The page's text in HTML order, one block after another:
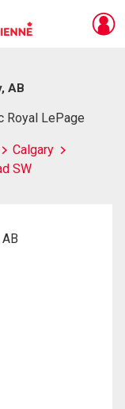
AB
Royal LePage
Calgary
SW